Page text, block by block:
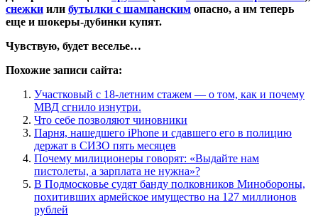
снежки или бутылки с шампанским опасно, а им теперь
еще и шокеры-дубинки купят.
Чувствую, будет веселье…
Похожие записи сайта:
Участковый с 18-летним стажем — о том, как и почему
МВД сгнило изнутри.
Что себе позволяют чиновники
Парня, нашедшего iPhone и сдавшего его в полицию
держат в СИЗО пять месяцев
Почему милиционеры говорят: «Выдайте нам
пистолеты, а зарплата не нужна»?
В Подмосковье судят банду полковников Минобороны,
похитивших армейское имущество на 127 миллионов
рублей